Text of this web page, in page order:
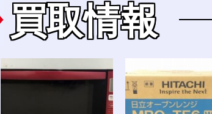
買取情報